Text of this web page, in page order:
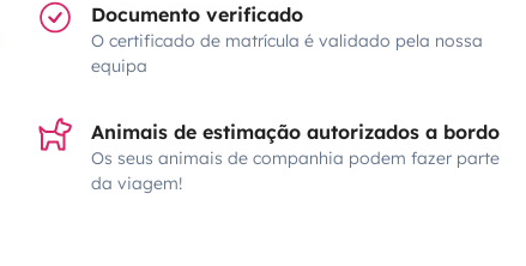
Documento verificado
O certificado de matrícula é validado pela nossa
equipa
Animais de estimação autorizados a bordo
Os seus animais de companhia podem fazer parte
da viagem!